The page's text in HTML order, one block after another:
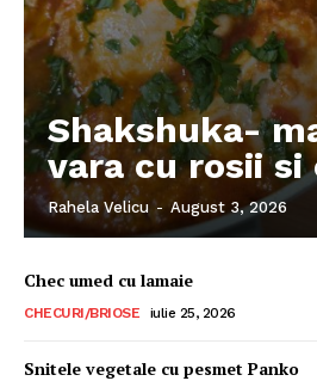
Shakshuka-
vara cu rosii si
Rahela Velicu - August 3, 2026
Chec umed cu lamaie
CHECURI/BRIOSE iulie 25, 2026
Snitele vegetale cu pesmet Panko